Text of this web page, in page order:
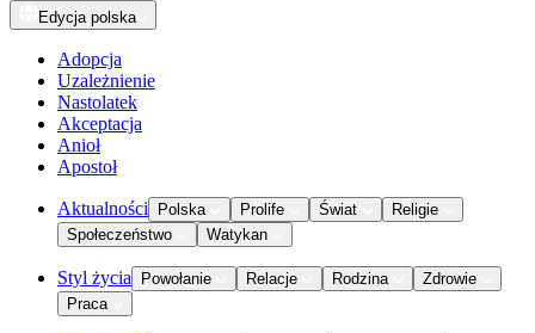
Edycja polska
Adopcja
Uzależnienie
Nastolatek
Akceptacja
Anioł
Apostoł
Aktualności Polska Prolife Świat
Religie
Społeczeństwo
Watykan
Styl życia Powołanie Relacje Rodzina
Zdrowie
Praca